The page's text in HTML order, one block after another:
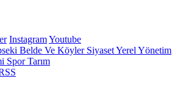
InstagramYoutube
Belde Ve KöylerSiyasetYerel Yönetim
SporTarım